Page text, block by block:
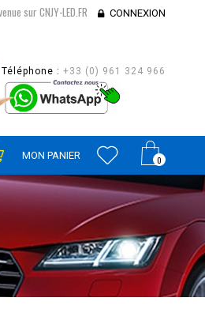
sur CNJY-LED.FR CONNEXION
Téléphone : +33 (0) 961 324 966
0
MON PANIER